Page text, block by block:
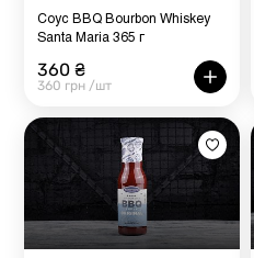
Соус BBQ Bourbon Whiskey
Santa Maria 365 г
360 ₴
360 грн /шт